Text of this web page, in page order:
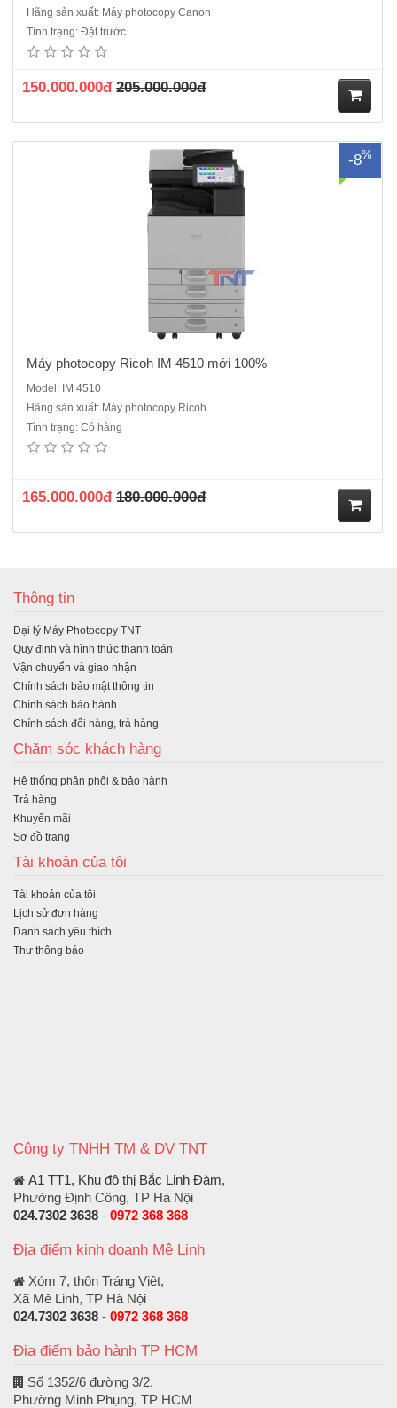
Hãng sản xuất: Máy photocopy Canon
Tình trạng: Đặt trước
150.000.000đ 205.000.000đ
ua
-8%
100%, Nguyên đai nguyên kiện bắt đầu ra mắt năm 2026Máy bao
gồm( SPDF, Mực in, Chân kê)Chức năng : Copy/ in mạng/ Scan
hình c..
Máy photocopy Ricoh IM 4510 mới 100%
Model: IM 4510
Hãng sản xuất: Máy photocopy Ricoh
Tình trạng: Có hàng
165.000.000đ 180.000.000đ
Thông tin
Đại lý Máy Photocopy TNT
Quy định và hình thức thanh toán
Vận chuyển và giao nhận
Chính sách bảo mật thông tin
Chính sách bảo hành
Chính sách đổi hàng, trả hàng
Chăm sóc khách hàng
Hệ thống phân phối & bảo hành
Trả hàng
Khuyến mãi
Sơ đồ trang
Tài khoản của tôi
Tài khoản của tôi
Lịch sử đơn hàng
Danh sách yêu thích
Thư thông báo
Công ty TNHH TM & DV TNT
A1 TT1, Khu đô thị Bắc Linh Đàm,
Phường Định Công, TP Hà Nội
024.7302 3638 - 0972 368 368
Địa điểm kinh doanh Mê Linh
Xóm 7, thôn Tráng Việt,
Xã Mê Linh, TP Hà Nội
024.7302 3638 - 0972 368 368
Địa điểm bảo hành TP HCM
Số 1352/6 đường 3/2,
Phường Minh Phụng, TP HCM